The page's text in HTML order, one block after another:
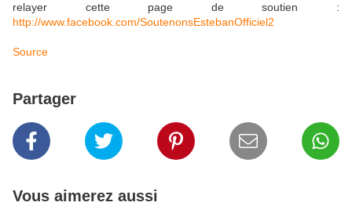
relayer cette page de soutien :
http://www.facebook.com/SoutenonsEstebanOfficiel2
Source
Partager
Vous aimerez aussi